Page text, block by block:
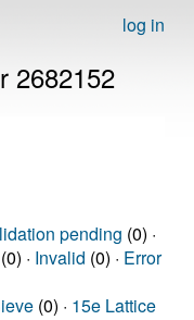
log in
2682152
pending (0) ·
(0) · Invalid (0) · Error
(0) · 15e Lattice